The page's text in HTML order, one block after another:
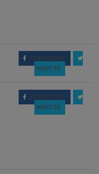
ХУВААЛЦАХ
ЖИРГЭХ
ХУВААЛЦАХ
ЖИРГЭХ